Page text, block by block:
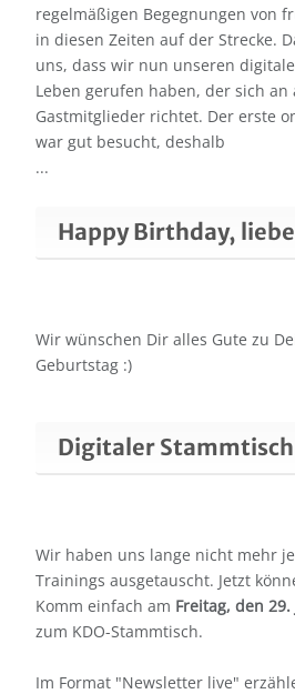
regelmäßigen Begegnungen von
in diesen Zeiten auf der Strecke.
uns, dass wir nun unseren
Leben gerufen haben, der sich an
Gastmitglieder richtet. Der erste
war gut besucht, deshalb
...
Happy Birthday,
Wir wünschen Dir alles Gute zu
Geburtstag :)
Digitaler Stammtisch
Wir haben uns lange nicht mehr
Trainings ausgetauscht. Jetzt
Komm einfach am Freitag, den
zum KDO-Stammtisch.
Im Format "Newsletter live"